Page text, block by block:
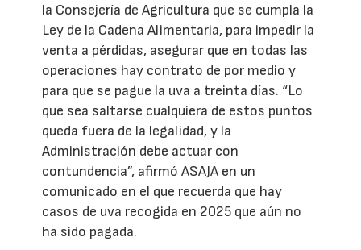
la Consejería de Agricultura que se cumpla la
Ley de la Cadena Alimentaria, para impedir la
venta a pérdidas, asegurar que en todas las
operaciones hay contrato de por medio y
para que se pague la uva a treinta días. “Lo
que sea saltarse cualquiera de estos puntos
queda fuera de la legalidad, y la
Administración debe actuar con
contundencia”, afirmó ASAJA en un
comunicado en el que recuerda que hay
casos de uva recogida en 2025 que aún no
ha sido pagada.